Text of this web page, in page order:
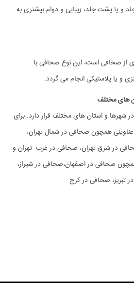
و یا پشت جلد، زیبایی و دوام بیشتری به
از صحافی است، این نوع صحافی با
و یا پلاستیکی انجام می گردد.
های مختلف
شهرها و استان های مختلف قرار دارد. برای
همچون صحافی در شمال تهران،
در شرق تهران، صحافی در غرب تهران و
صحافی در اصفهان،صحافی در شیراز،
تبریز، صحافی در کرج